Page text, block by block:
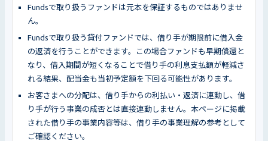
Fundsで取り扱うファンドは元本を保証するものではありませ
ん。
Fundsで取り扱う貸付ファンドでは、借り手が期限前に借入金
の返済を行うことができます。この場合ファンドも早期償還と
なり、借入期間が短くなることで借り手の利息支払額が軽減さ
れる結果、配当金も当初予定額を下回る可能性があります。
お客さまへの分配は、借り手からの利払い・返済に連動し、借
り手が行う事業の成否とは直接連動しません。本ページに掲載
された借り手の事業内容等は、借り手の事業理解の参考として
ご確認ください。